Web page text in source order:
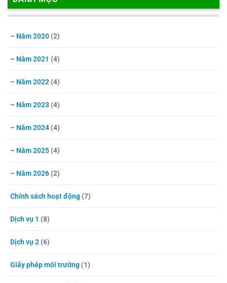
– Năm 2020 (2)
– Năm 2021 (4)
– Năm 2022 (4)
– Năm 2023 (4)
– Năm 2024 (4)
– Năm 2025 (4)
– Năm 2026 (2)
Chính sách hoạt động (7)
Dịch vụ 1 (8)
Dịch vụ 2 (6)
Giấy phép môi trường (1)